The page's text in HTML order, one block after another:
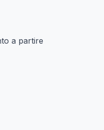
a partire